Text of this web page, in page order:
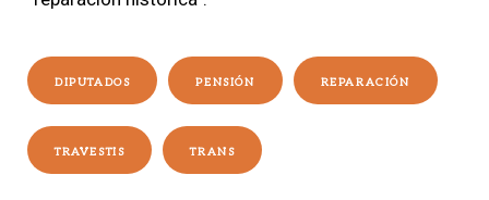
DIPUTADOS PENSIÓN REPARACIÓN
TRAVESTIS TRANS